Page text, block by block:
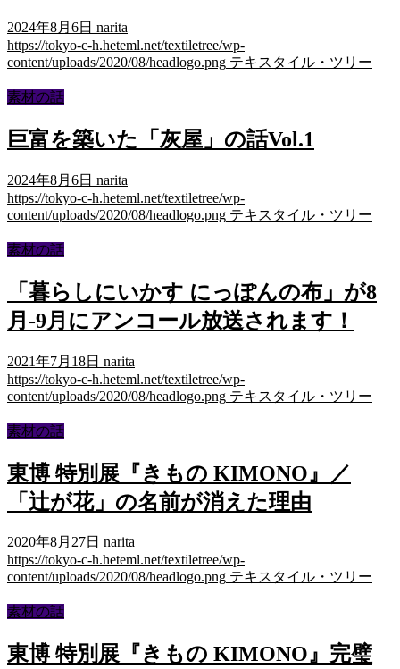
2024年8月6日 narita
https://tokyo-c-h.heteml.net/textiletree/wp-
content/uploads/2020/08/headlogo.png テキスタイル・ツリー
素材の話
巨富を築いた「灰屋」の話Vol.1
2024年8月6日 narita
https://tokyo-c-h.heteml.net/textiletree/wp-
content/uploads/2020/08/headlogo.png テキスタイル・ツリー
素材の話
「暮らしにいかす にっぽんの布」が8
月-9月にアンコール放送されます！
2021年7月18日 narita
https://tokyo-c-h.heteml.net/textiletree/wp-
content/uploads/2020/08/headlogo.png テキスタイル・ツリー
素材の話
東博 特別展『きもの KIMONO』／
「辻が花」の名前が消えた理由
2020年8月27日 narita
https://tokyo-c-h.heteml.net/textiletree/wp-
content/uploads/2020/08/headlogo.png テキスタイル・ツリー
素材の話
東博 特別展『きもの KIMONO』完璧